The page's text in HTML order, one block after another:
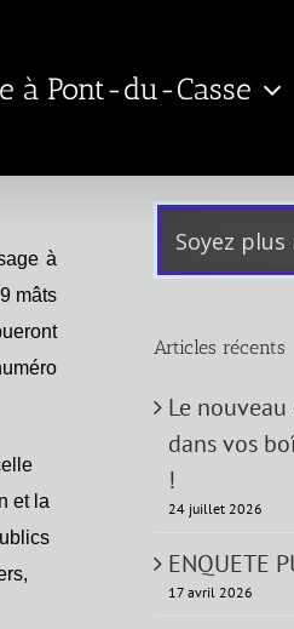
à Pont-du-Casse
à
mâts
et la
Articles récents
Le
dans vos
!
24 juillet 2026
ENQUETE
17 avril 2026